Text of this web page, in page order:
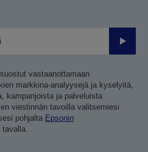
Lähetä
vastaanottamaan
markkina-analyysejä ja kyselyitä,
kampanjoista ja palveluista
viestinnän tavoilla valitsemiesi
pohjalta Epsonin
tavalla.